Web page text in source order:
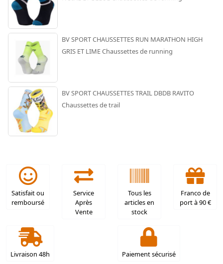
BV SPORT CHAUSSETTES RUN MARATHON HIGH
GRIS ET LIME Chaussettes de running
BV SPORT CHAUSSETTES TRAIL DBDB RAVITO
Chaussettes de trail
Satisfait ou
remboursé
Service
Après
Vente
Tous les
articles en
stock
Franco de
port à 90 €
Livraison 48h Paiement sécurisé